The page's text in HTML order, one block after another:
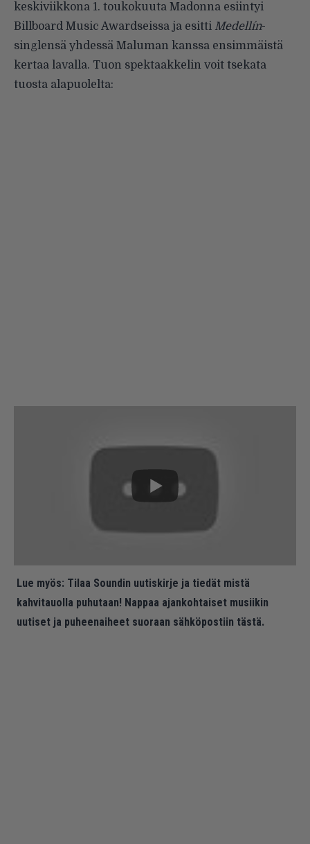
keskiviikkona 1. toukokuuta Madonna esiintyi
Billboard Music Awardseissa ja esitti Medellín-
singlensä yhdessä Maluman kanssa ensimmäistä
kertaa lavalla. Tuon spektaakkelin voit tsekata
tuosta alapuolelta:
Lue myös: Tilaa Soundin uutiskirje ja tiedät mistä
kahvitauolla puhutaan! Nappaa ajankohtaiset musiikin
uutiset ja puheenaiheet suoraan sähköpostiin tästä.